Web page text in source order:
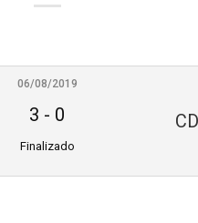
06/08/2019
3 - 0
Finalizado